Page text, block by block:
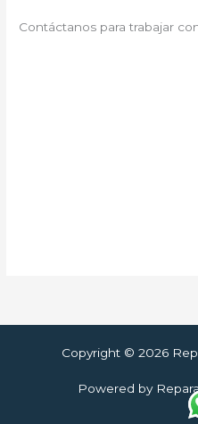
Contáctanos para trabajar
Copyright © 2026
Powered by